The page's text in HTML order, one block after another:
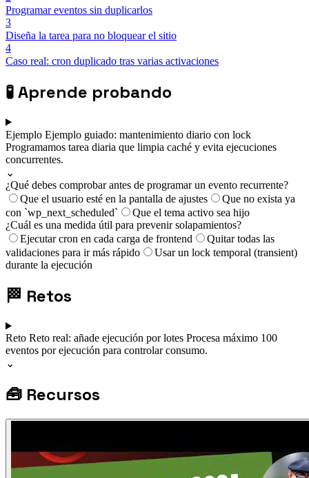
Programar eventos sin duplicarlos
3
Diseña la tarea para no bloquear el sitio
4
Caso real: cron duplicado tras varias activaciones
🧪Aprende probando
Ejemplo Ejemplo guiado: mantenimiento diario con lock
Programamos tarea diaria que limpia caché y evita ejecuciones
concurrentes.
⌄
¿Qué debes comprobar antes de programar un evento recurrente?
Que el usuario esté en la pantalla de ajustes
Que no exista ya
con `wp_next_scheduled`
Que el tema activo sea hijo
¿Cuál es una medida útil para prevenir solapamientos?
Ejecutar cron en cada carga de frontend
Quitar todas las
validaciones para ir más rápido
Usar un lock temporal (transient)
durante la ejecución
🏁 Retos
Reto Reto real: añade ejecución por lotes Procesa máximo 100
eventos por ejecución para controlar consumo.
⌄
🧰 Recursos